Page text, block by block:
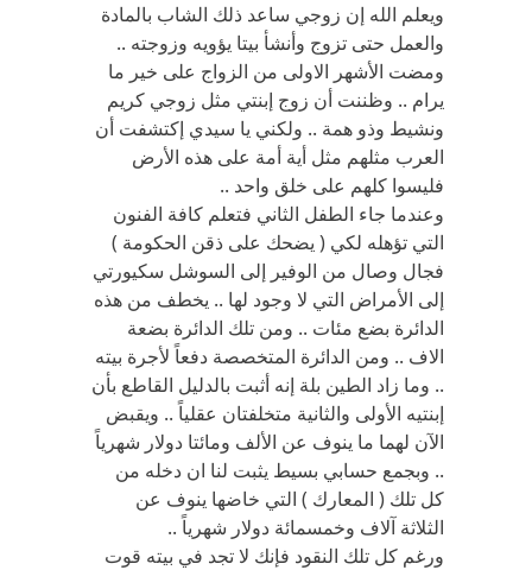
ويعلم الله إن زوجي ساعد ذلك الشاب بالمادة
والعمل حتى تزوج وأنشأ بيتا يؤويه وزوجته ..
ومضت الأشهر الاولى من الزواج على خير ما
يرام .. وظننت أن زوج إبنتي مثل زوجي كريم
ونشيط وذو همة .. ولكني يا سيدي إكتشفت أن
العرب مثلهم مثل أية أمة على هذه الأرض
فليسوا كلهم على خلق واحد ..
وعندما جاء الطفل الثاني فتعلم كافة الفنون
التي تؤهله لكي ( يضحك على ذقن الحكومة )
فجال وصال من الوفير إلى السوشل سكيورتي
إلى الأمراض التي لا وجود لها .. يخطف من هذه
الدائرة بضع مئات .. ومن تلك الدائرة بضعة
الاف .. ومن الدائرة المتخصصة دفعاً لأجرة بيته
.. وما زاد الطين بلة إنه أثبت بالدليل القاطع بأن
إبنتيه الأولى والثانية متخلفتان عقلياً .. ويقبض
الآن لهما ما ينوف عن الألف ومائتا دولار شهرياً
.. وبجمع حسابي بسيط يثبت لنا ان دخله من
كل تلك ( المعارك ) التي خاضها ينوف عن
الثلاثة آلاف وخمسمائة دولار شهرياً ..
ورغم كل تلك النقود فإنك لا تجد في بيته قوت